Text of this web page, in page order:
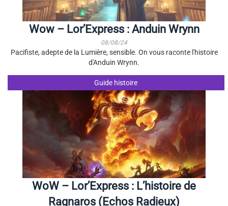
Wow – Lor’Express : Anduin Wrynn
08/08/24
Pacifiste, adepte de la Lumière, sensible. On vous raconte l'histoire
d'Anduin Wrynn.
Guide histoire
WoW – Lor’Express : L’histoire de
Ragnaros (Echos Radieux)